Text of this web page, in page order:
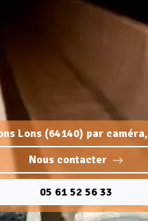
Lons (64140) par caméra,
Nous contacter
05 61 52 56 33